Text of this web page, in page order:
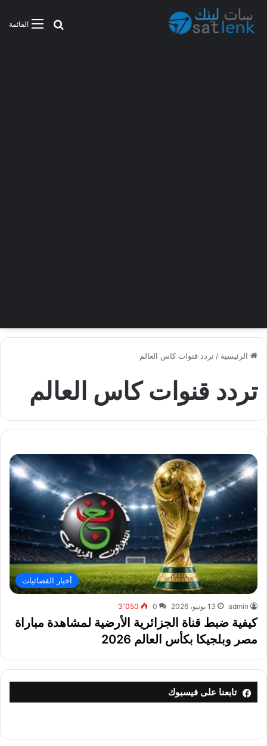
القائمةبحث عن
الرئيسية / تردد قنوات كاس العالم
تردد قنوات كاس العالم
أخبار الفضائيات
admin 13 يونيو، 2026 0 3٬050
كيفية ضبط قناة الجزائرية الأرضية لمشاهدة مباراة
مصر وبلجيكا بكأس العالم 2026
تابعنا على فيسبوك